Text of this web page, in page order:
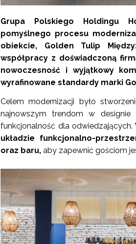
Grupa Polskiego Holdingu
pomyślnego procesu
obiekcie, Golden Tulip
współpracy z doświadczoną
nowoczesność i wyjątkowy
wyrafinowane standardy marki
Celem modernizacji było
najnowszym trendom w
funkcjonalność dla odwiedzających.
układzie funkcjonalno-
oraz baru, aby zapewnić gościom